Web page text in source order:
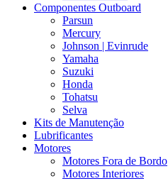
Componentes Outboard
Parsun
Mercury
Johnson | Evinrude
Yamaha
Suzuki
Honda
Tohatsu
Selva
Kits de Manutenção
Lubrificantes
Motores
Motores Fora de Bordo
Motores Interiores